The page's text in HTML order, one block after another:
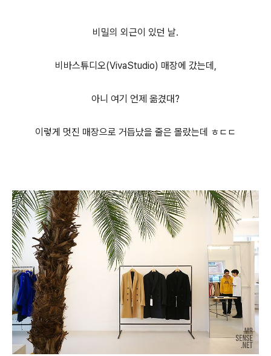
비밀의 외근이 있던 날.
비바스튜디오(VivaStudio) 매장에 갔는데,
아니 여기 언제 옮겼대?
이렇게 멋진 매장으로 거듭났을 줄은 몰랐는데 ㅎㄷㄷ